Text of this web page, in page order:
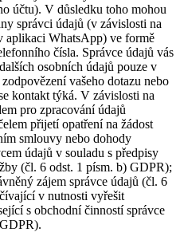
účtu). V důsledku toho mohou
správci údajů (v závislosti na
aplikaci WhatsApp) ve formě
čísla. Správce údajů vás
osobních údajů pouze v
vašeho dotazu nebo
kontakt týká. V závislosti na
pro zpracování údajů
přijetí opatření na žádost
smlouvy nebo dohody
údajů v souladu s předpisy
(čl. 6 odst. 1 písm. b) GDPR);
zájem správce údajů (čl. 6
v nutnosti vyřešit
s obchodní činností správce